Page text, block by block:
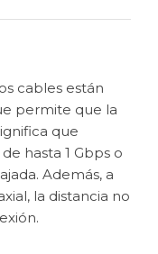
cables están
permite que la
que
hasta 1 Gbps o
Además, a
la distancia no